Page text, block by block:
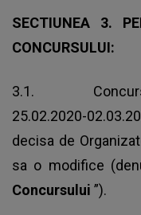
SECTIUNEA 3.
CONCURSULUI:
3.1. Concursul
25.02.2020-
decisa de
sa o modifice
Concursului ”).